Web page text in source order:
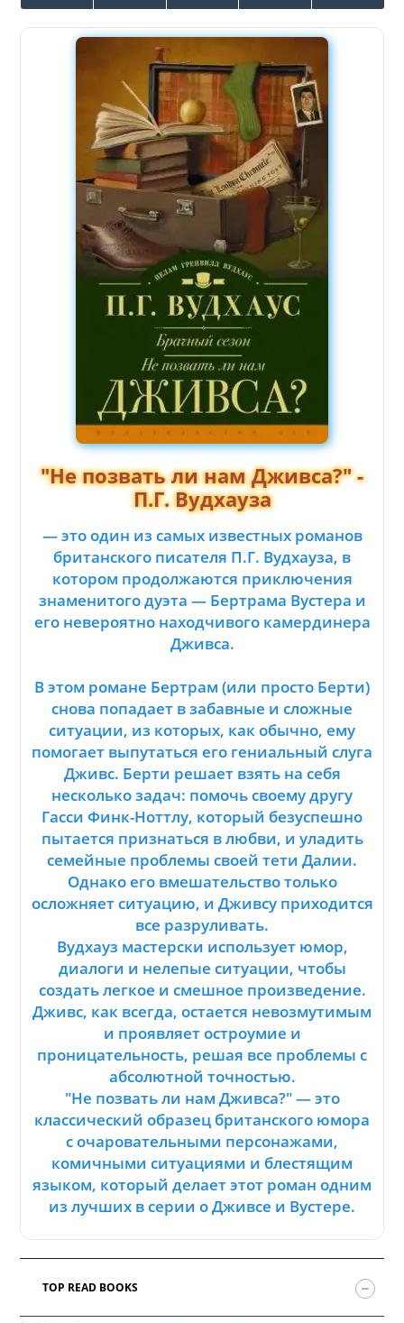
"Не позвать ли нам Дживса?" -
П.Г. Вудхауза
— это один из самых известных романов
британского писателя П.Г. Вудхауза, в
котором продолжаются приключения
знаменитого дуэта — Бертрама Вустера и
его невероятно находчивого камердинера
Дживса.
В этом романе Бертрам (или просто Берти)
снова попадает в забавные и сложные
ситуации, из которых, как обычно, ему
помогает выпутаться его гениальный слуга
Дживс. Берти решает взять на себя
несколько задач: помочь своему другу
Гасси Финк-Ноттлу, который безуспешно
пытается признаться в любви, и уладить
семейные проблемы своей тети Далии.
Однако его вмешательство только
осложняет ситуацию, и Дживсу приходится
все разруливать.
Вудхауз мастерски использует юмор,
диалоги и нелепые ситуации, чтобы
создать легкое и смешное произведение.
Дживс, как всегда, остается невозмутимым
и проявляет остроумие и
проницательность, решая все проблемы с
абсолютной точностью.
"Не позвать ли нам Дживса?" — это
классический образец британского юмора
с очаровательными персонажами,
комичными ситуациями и блестящим
языком, который делает этот роман одним
из лучших в серии о Дживсе и Вустере.
TOP READ BOOKS